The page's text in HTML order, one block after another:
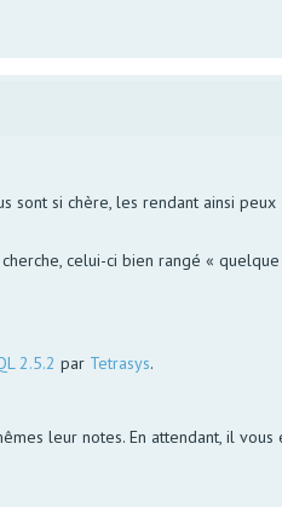
sont si chère, les rendant ainsi peux
celui-ci bien rangé « quelque
2.5.2 par Tetrasys.
leur notes. En attendant, il vous